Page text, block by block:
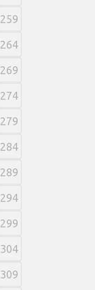
259
264
269
274
279
284
289
294
299
304
309